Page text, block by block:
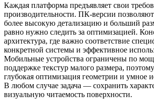
Каждая платформа предъявляет свои
производительности. ПК-версии позволяют
более высокую детализацию и больший
равно нужно следить за оптимизацией.
архитектура, где важно соответствие
конкретной системы и эффективное
Мобильные устройства ограничены по
поддержке текстур малого размера,
глубокая оптимизация геометрии и умное
В любом случае задача — сохранить
визуальную читаемость поверхности.